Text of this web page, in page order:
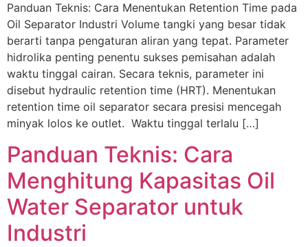
Panduan Teknis: Cara Menentukan Retention Time pada
Oil Separator Industri Volume tangki yang besar tidak
berarti tanpa pengaturan aliran yang tepat. Parameter
hidrolika penting penentu sukses pemisahan adalah
waktu tinggal cairan. Secara teknis, parameter ini
disebut hydraulic retention time (HRT). Menentukan
retention time oil separator secara presisi mencegah
minyak lolos ke outlet. Waktu tinggal terlalu […]
Panduan Teknis: Cara
Menghitung Kapasitas Oil
Water Separator untuk
Industri